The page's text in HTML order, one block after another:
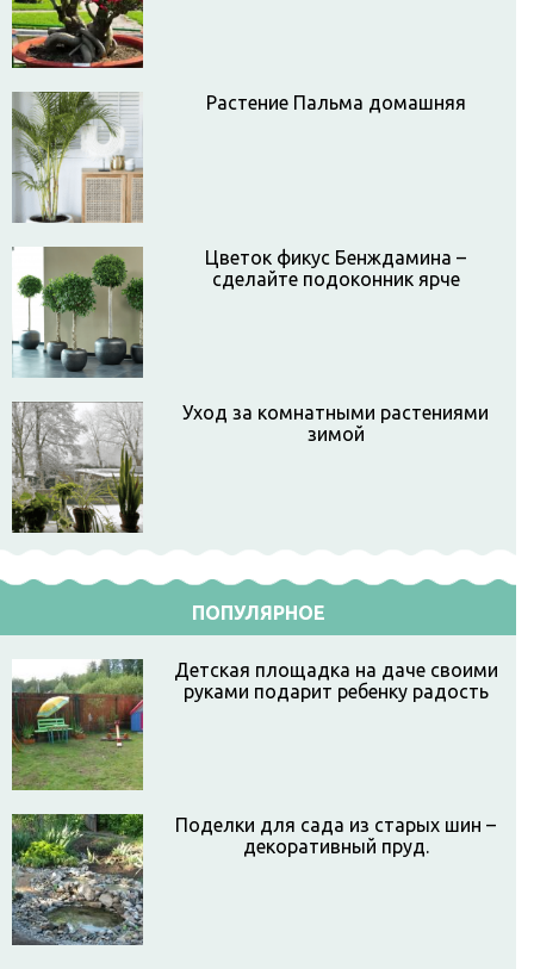
Растение Пальма домашняя
Цветок фикус Бенждамина –
сделайте подоконник ярче
Уход за комнатными растениями
зимой
ПОПУЛЯРНОЕ
Детская площадка на даче своими
руками подарит ребенку радость
Поделки для сада из старых шин –
декоративный пруд.